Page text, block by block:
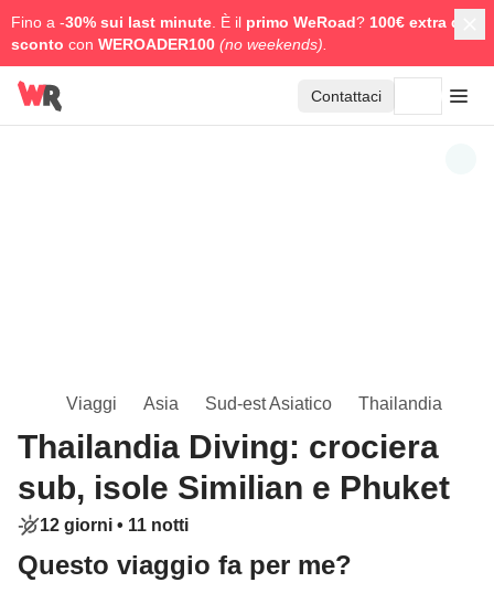
Fino a -30% sui last minute . È il primo WeRoad? 100€ extra di
sconto con WEROADER100 (no weekends).
Contattaci
Viaggi Asia Sud-est Asiatico Thailandia
Thailandia Diving: crociera
sub, isole Similian e Phuket
12 giorni • 11 notti
Questo viaggio fa per me?